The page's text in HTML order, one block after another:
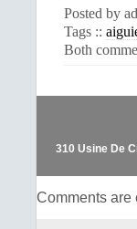
taillé à
St
de
Posted by
Tags ::
Both
310 Usine De
Comments are